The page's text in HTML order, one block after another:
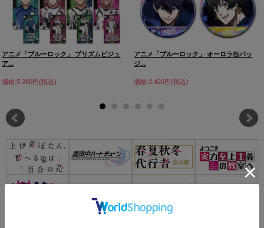
アニメ「ブルーロック」 プリズムビジュ
ア...
価格:5,280円(税込)
アニメ「ブルーロック」 オーロラ缶バッ
ジ...
価格:2,420円(税込)